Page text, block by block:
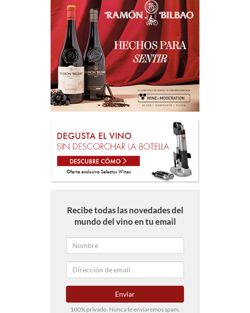
Recibe todas las novedades del
mundo del vino en tu email
Enviar
100% privado. Nunca te enviaremos spam.